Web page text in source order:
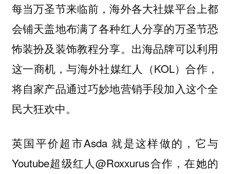
每当万圣节来临前，海外各大社媒平台上都
会铺天盖地布满了各种红人分享的万圣节恐
怖装扮及装饰教程分享。出海品牌可以利用
这一商机，与海外社媒红人（KOL）合作，
将自家产品通过巧妙地营销手段加入这个全
民大狂欢中。
英国平价超市Asda 就是这样做的，它与
Youtube超级红人@Roxxurus合作，在她的